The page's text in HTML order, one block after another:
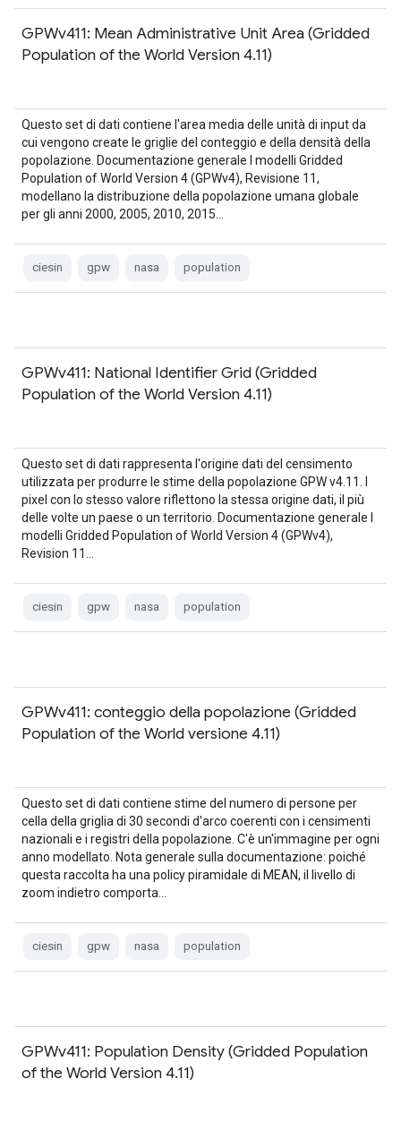
GPWv411: Mean Administrative Unit Area (Gridded
Population of the World Version 4.11)
Questo set di dati contiene l'area media delle unità di input da
cui vengono create le griglie del conteggio e della densità della
popolazione. Documentazione generale I modelli Gridded
Population of World Version 4 (GPWv4), Revisione 11,
modellano la distribuzione della popolazione umana globale
per gli anni 2000, 2005, 2010, 2015…
ciesin gpw nasa population
GPWv411: National Identifier Grid (Gridded
Population of the World Version 4.11)
Questo set di dati rappresenta l'origine dati del censimento
utilizzata per produrre le stime della popolazione GPW v4.11. I
pixel con lo stesso valore riflettono la stessa origine dati, il più
delle volte un paese o un territorio. Documentazione generale I
modelli Gridded Population of World Version 4 (GPWv4),
Revision 11…
ciesin gpw nasa population
GPWv411: conteggio della popolazione (Gridded
Population of the World versione 4.11)
Questo set di dati contiene stime del numero di persone per
cella della griglia di 30 secondi d'arco coerenti con i censimenti
nazionali e i registri della popolazione. C'è un'immagine per ogni
anno modellato. Nota generale sulla documentazione: poiché
questa raccolta ha una policy piramidale di MEAN, il livello di
zoom indietro comporta…
ciesin gpw nasa population
GPWv411: Population Density (Gridded Population
of the World Version 4.11)